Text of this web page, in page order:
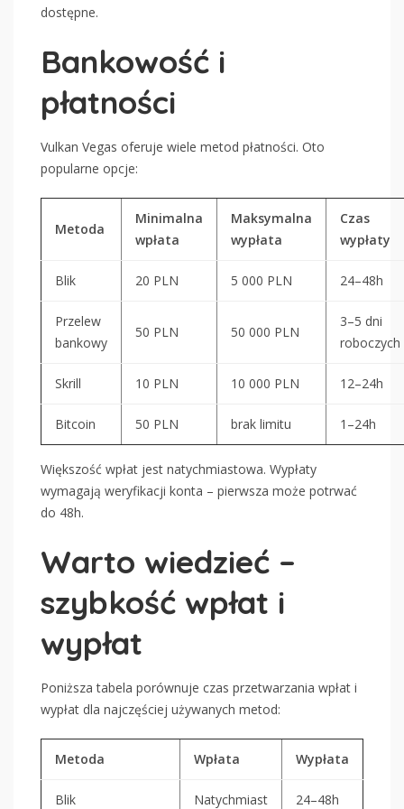
dostępne.
Bankowość i
płatności
Vulkan Vegas oferuje wiele metod płatności. Oto
popularne opcje:
Metoda
Minimalna
wpłata
Maksymalna
wypłata
Czas
wypłaty
Blik 20 PLN 5 000 PLN 24–48h
Przelew
bankowy
50 PLN 50 000 PLN
3–5 dni
roboczych
Skrill 10 PLN 10 000 PLN 12–24h
Bitcoin 50 PLN brak limitu 1–24h
Większość wpłat jest natychmiastowa. Wypłaty
wymagają weryfikacji konta – pierwsza może potrwać
do 48h.
Warto wiedzieć –
szybkość wpłat i
wypłat
Poniższa tabela porównuje czas przetwarzania wpłat i
wypłat dla najczęściej używanych metod:
Metoda Wpłata Wypłata
Blik Natychmiast 24–48h